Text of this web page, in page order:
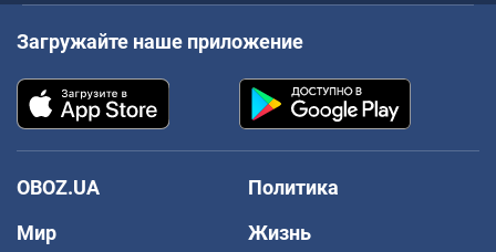
Загружайте наше приложение
OBOZ.UA
Политика
Мир
Жизнь